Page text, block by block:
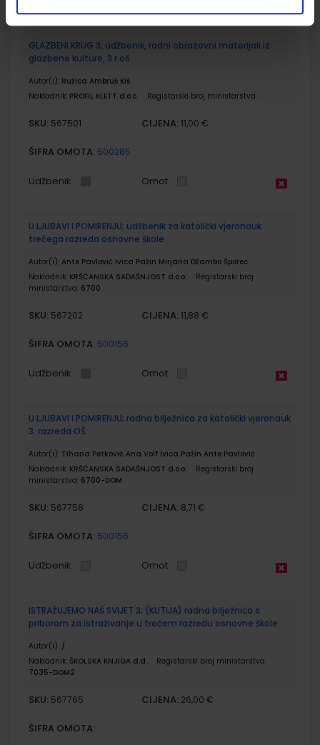
GLAZBENI KRUG 3; udžbenik, radni obrazovni materijali iz
glazbene kulture, 3.r.oš
Autor(i): Ružica Ambruš Kiš
Nakladnik: PROFIL KLETT d.o.o. Registarski broj ministarstva:
SKU: 567501 CIJENA: 11,00 €
ŠIFRA OMOTA: 500285
Udžbenik Omot
U LJUBAVI I POMIRENJU; udžbenik za katolički vjeronauk
trećega razreda osnovne škole
Autor(i): Ante Pavlović Ivica Pažin Mirjana Džambo Šporec
Nakladnik: KRŠĆANSKA SADAŠNJOST d.o.o.
Registarski broj
ministarstva: 6700
SKU: 567202 CIJENA: 11,88 €
ŠIFRA OMOTA: 500156
Udžbenik Omot
U LJUBAVI I POMIRENJU; radna bilježnica za katolički vjeronauk
3. razreda OŠ
Autor(i): Tihana Petković Ana Volf Ivica Pažin Ante Pavlović
Nakladnik: KRŠĆANSKA SADAŠNJOST d.o.o.
Registarski broj
ministarstva: 6700-DOM
SKU: 567758 CIJENA: 8,71 €
ŠIFRA OMOTA: 500156
Udžbenik Omot
ISTRAŽUJEMO NAŠ SVIJET 3; (KUTIJA) radna bilježnica s
priborom za istraživanje u trećem razredu osnovne škole
Autor(i): /
Nakladnik: ŠKOLSKA KNJIGA d.d.
Registarski broj ministarstva:
7035-DOM2
SKU: 567765 CIJENA: 26,00 €
ŠIFRA OMOTA: